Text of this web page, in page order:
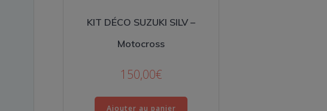
KIT DÉCO SUZUKI SILV –
Motocross
150,00€
Ajouter au panier